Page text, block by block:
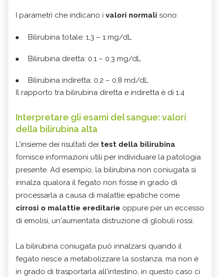
I parametri che indicano i valori normali sono:
Bilirubina totale: 1,3 – 1 mg/dL
Bilirubina diretta: 0.1 – 0.3 mg/dL
Bilirubina indiretta: 0,2 – 0,8 md/dL
Il rapporto tra bilirubina diretta e indiretta è di 1:4
Interpretare gli esami del sangue: valori
della bilirubina alta
L'insieme dei risultati dei test della bilirubina
fornisce informazioni utili per individuare la patologia
presente. Ad esempio, la bilirubina non coniugata si
innalza qualora il fegato non fosse in grado di
processarla a causa di malattie epatiche come
cirrosi o malattie ereditarie oppure per un eccesso
di emolisi, un'aumentata distruzione di globuli rossi.
La bilirubina coniugata può innalzarsi quando il
fegato riesce a metabolizzare la sostanza, ma non è
in grado di trasportarla all'intestino, in questo caso ci